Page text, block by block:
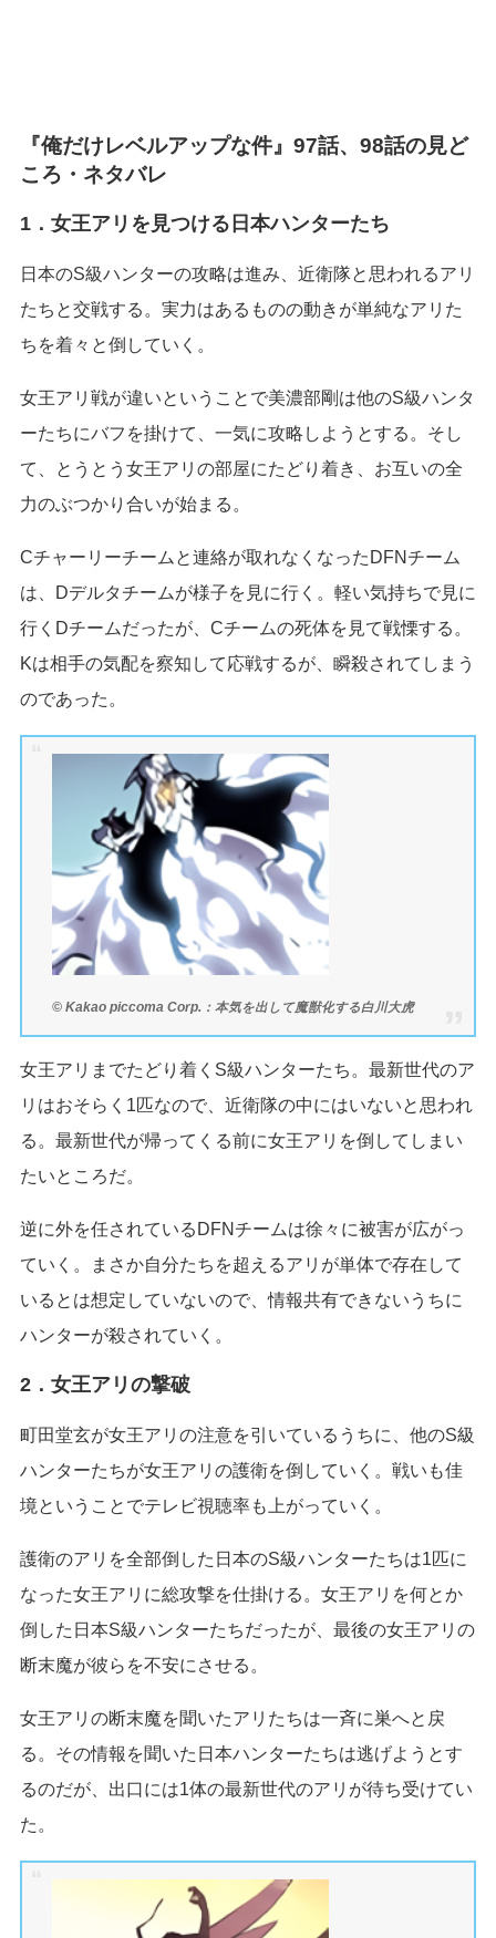
『俺だけレベルアップな件』97話、98話の見ど
ころ・ネタバレ
1．女王アリを見つける日本ハンターたち
日本のS級ハンターの攻略は進み、近衛隊と思われるアリ
たちと交戦する。実力はあるものの動きが単純なアリた
ちを着々と倒していく。
女王アリ戦が違いということで美濃部剛は他のS級ハンタ
ーたちにバフを掛けて、一気に攻略しようとする。そし
て、とうとう女王アリの部屋にたどり着き、お互いの全
力のぶつかり合いが始まる。
Cチャーリーチームと連絡が取れなくなったDFNチーム
は、Dデルタチームが様子を見に行く。軽い気持ちで見に
行くDチームだったが、Cチームの死体を見て戦慄する。
Kは相手の気配を察知して応戦するが、瞬殺されてしまう
のであった。
© Kakao piccoma Corp.：本気を出して魔獣化する白川大虎
女王アリまでたどり着くS級ハンターたち。最新世代のア
リはおそらく1匹なので、近衛隊の中にはいないと思われ
る。最新世代が帰ってくる前に女王アリを倒してしまい
たいところだ。
逆に外を任されているDFNチームは徐々に被害が広がっ
ていく。まさか自分たちを超えるアリが単体で存在して
いるとは想定していないので、情報共有できないうちに
ハンターが殺されていく。
2．女王アリの撃破
町田堂玄が女王アリの注意を引いているうちに、他のS級
ハンターたちが女王アリの護衛を倒していく。戦いも佳
境ということでテレビ視聴率も上がっていく。
護衛のアリを全部倒した日本のS級ハンターたちは1匹に
なった女王アリに総攻撃を仕掛ける。女王アリを何とか
倒した日本S級ハンターたちだったが、最後の女王アリの
断末魔が彼らを不安にさせる。
女王アリの断末魔を聞いたアリたちは一斉に巣へと戻
る。その情報を聞いた日本ハンターたちは逃げようとす
るのだが、出口には1体の最新世代のアリが待ち受けてい
た。